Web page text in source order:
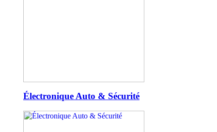
Électronique Auto & Sécurité